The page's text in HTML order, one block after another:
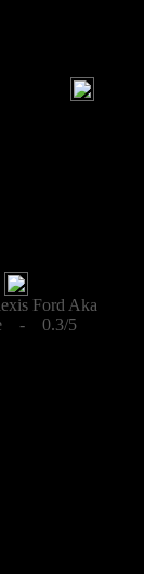
Ford Aka
- 0.3/5